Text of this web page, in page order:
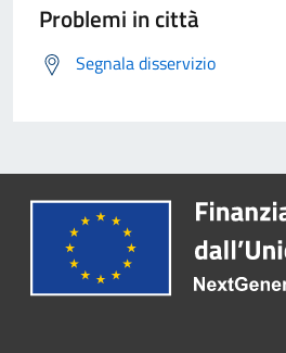
Problemi in città
Segnala disservizio